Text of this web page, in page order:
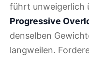
führt unweigerlich
Progressive
denselben
langweilen.